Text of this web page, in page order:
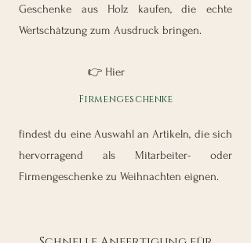
Geschenke aus Holz kaufen, die echte
Wertschätzung zum Ausdruck bringen.
👉 Hier
findest du eine Auswahl an Artikeln, die sich
hervorragend als Mitarbeiter- oder
Firmengeschenke zu Weihnachten eignen.
Firmengeschenke